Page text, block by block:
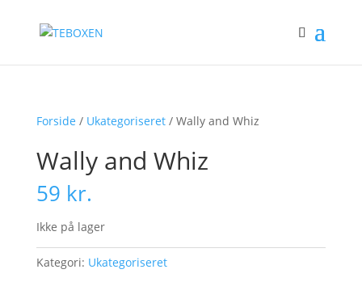
Forside / Ukategoriseret/ Wally and Whiz
Wally and Whiz
59 kr.
Ikke på lager
Kategori: Ukategoriseret